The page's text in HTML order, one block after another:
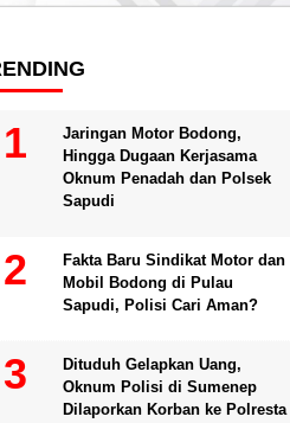
Jaringan Motor Bodong,
Hingga Dugaan Kerjasama
Oknum Penadah dan Polsek
Sapudi
Fakta Baru Sindikat Motor dan
Mobil Bodong di Pulau
Sapudi, Polisi Cari Aman?
Dituduh Gelapkan Uang,
Oknum Polisi di Sumenep
Dilaporkan Korban ke Polresta